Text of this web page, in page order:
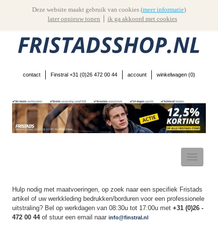
contact Finstral +31 (0)26 472 00 44 account winkelwagen (0)
Toggle
Hulp nodig met maatvoeringen, op zoek naar een specifiek Fristads
artikel of uw werkkleding bedrukken/borduren voor een professionele
uitstraling? Bel op werkdagen van 08:30u tot 17:00u met +31 (0)26 -
472 00 44of stuur een email naar info@finstral.nl
Deze website maakt gebruik van cookies (meer informatie)
later opnieuw tonen
ik ga akkoord met cookies